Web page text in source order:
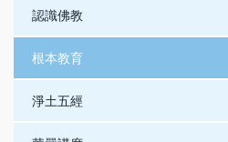
認識佛教
根本教育
淨土五經